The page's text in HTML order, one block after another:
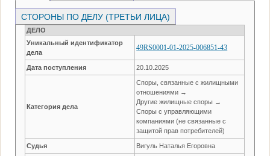
СТОРОНЫ ПО ДЕЛУ (ТРЕТЬИ ЛИЦА)
ДЕЛО
Уникальный идентификатор
дела
49RS0001-01-2025-006851-43
Дата поступления 20.10.2025
Категория дела
Споры, связанные с жилищными
отношениями →
Другие жилищные споры →
Споры с управляющими
компаниями (не связанные с
защитой прав потребителей)
Судья Вигуль Наталья Егоровна